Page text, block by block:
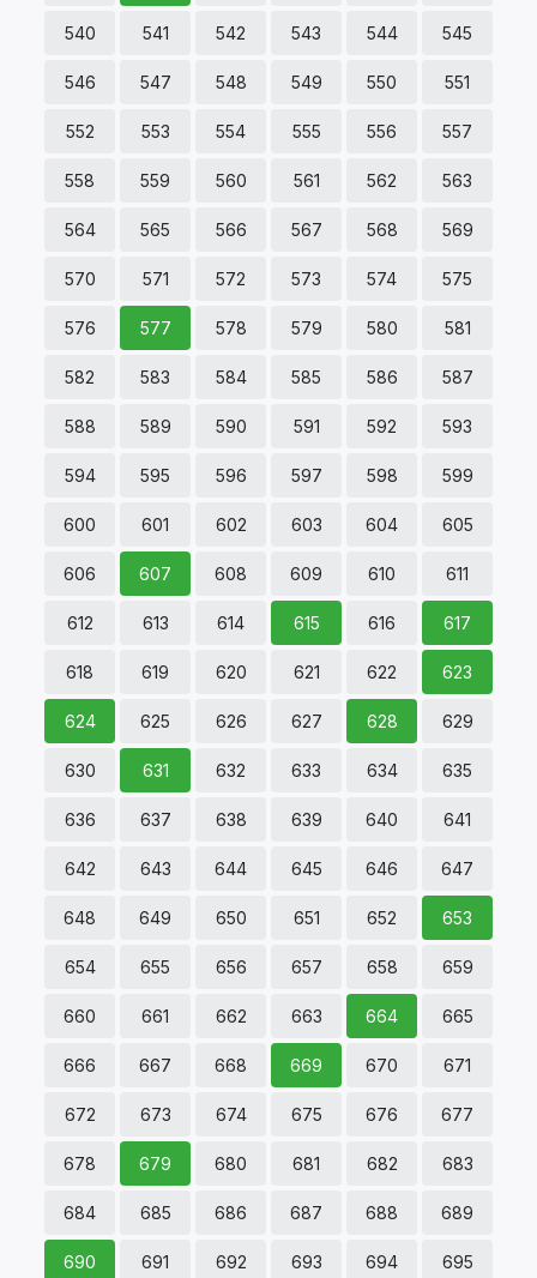
540 541 542 543 544 545
546 547 548 549 550 551
552 553 554 555 556 557
558 559 560 561 562 563
564 565 566 567 568 569
570 571 572 573 574 575
576 577 578 579 580 581
582 583 584 585 586 587
588 589 590 591 592 593
594 595 596 597 598 599
600 601 602 603 604 605
606 607 608 609 610 611
612 613 614 615 616 617
618 619 620 621 622 623
624 625 626 627 628 629
630 631 632 633 634 635
636 637 638 639 640 641
642 643 644 645 646 647
648 649 650 651 652 653
654 655 656 657 658 659
660 661 662 663 664 665
666 667 668 669 670 671
672 673 674 675 676 677
678 679 680 681 682 683
684 685 686 687 688 689
690 691 692 693 694 695